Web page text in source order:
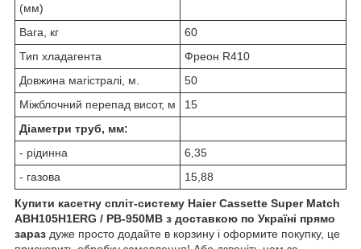
(мм)
Вага, кг
60
Тип хладагента
Фреон R410
Довжина магістралі, м.
50
Міжблочний перепад висот, м
15
Діаметри труб, мм:
- рідинна
6,35
- газова
15,88
Купити касетну спліт-систему Haier Cassette Super Match
ABH105H1ERG / PB-950МВ з доставкою по Україні прямо
зараз дуже просто додайте в корзину і оформите покупку, це